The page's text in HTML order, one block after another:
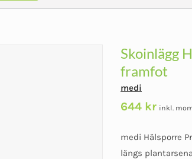
Skoinlägg
framfot
medi
644 kr inkl.
medi Hälsporre
längs